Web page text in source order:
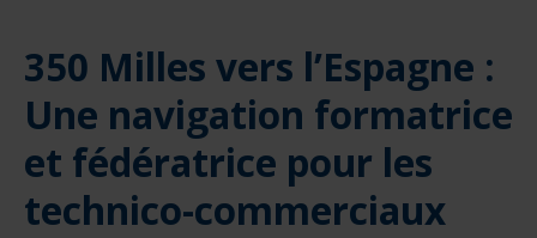
350 Milles vers l’Espagne :
Une navigation formatrice
et fédératrice pour les
technico-commerciaux